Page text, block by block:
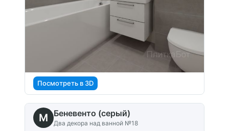
Посмотреть в 3D
M Беневенто (серый)
Два декора над ванной №18